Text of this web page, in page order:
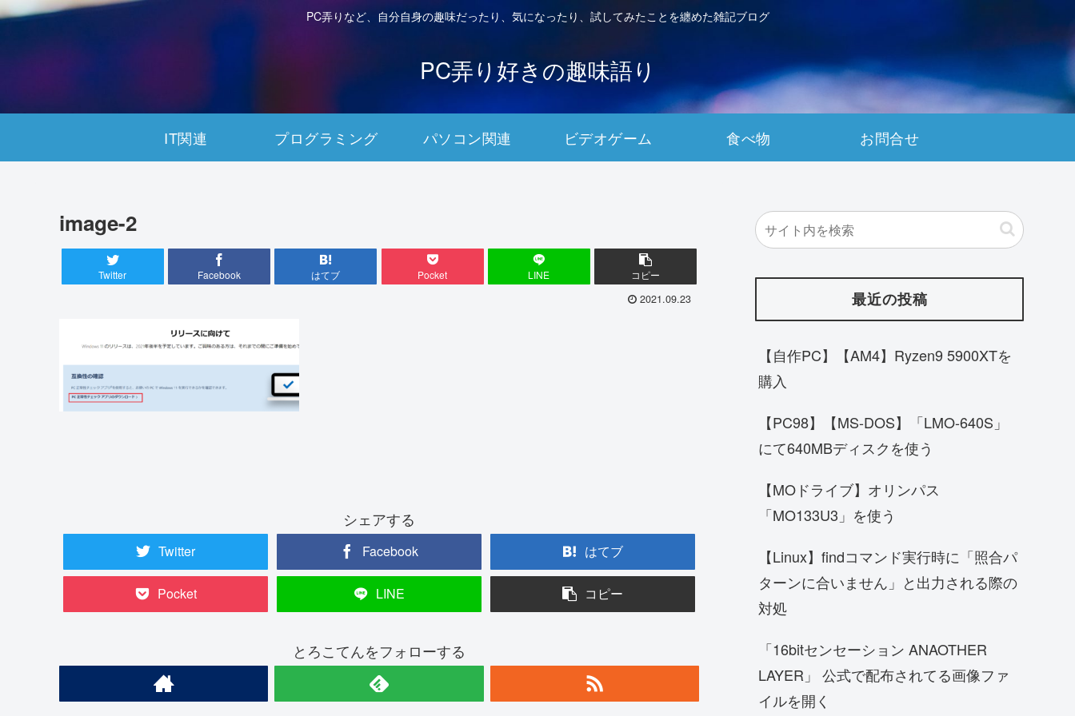
PC弄りなど、自分自身の趣味だったり、気になったり、試してみたことを纏めた雑記ブログ
PC弄り好きの趣味語り
IT関連 プログラミング パソコン関連 ビデオゲーム 食べ物 お問合せ
image-2
Twitter Facebook はてブ Pocket LINE コピー
2021.09.23
シェアする
Twitter Facebook はてブ
Pocket LINE コピー
とろこてんをフォローする
最近の投稿
【自作PC】【AM4】Ryzen9 5900XTを
購入
【PC98】【MS-DOS】「LMO-640S」
にて640MBディスクを使う
【MOドライブ】オリンパス
「MO133U3」を使う
【Linux】findコマンド実行時に「照合パ
ターンに合いません」と出力される際の
対処
「16bitセンセーション ANAOTHER
LAYER」 公式で配布されてる画像ファ
イルを開く